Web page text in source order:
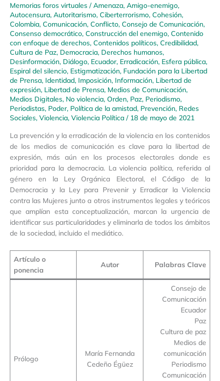
Memorias foros virtuales /Amenaza, Amigo-enemigo,
Autocensura, Autoritarismo, Ciberterrorismo, Cohesión,
Colombia, Comunicación, Conflicto, Consejo de Comunicación,
Consenso democrático, Construcción del enemigo, Contenido
con enfoque de derechos, Contenidos políticos, Credibilidad,
Cultura de Paz, Democracia, Derechos humanos,
Desinformación, Diálogo, Ecuador, Erradicación, Esfera pública,
Espiral del silencio, Estigmatización, Fundación para la Libertad
de Prensa, Identidad, Imposición, Información, Libertad de
expresión, Libertad de Prensa, Medios de Comunicación,
Medios Digitales, No violencia, Orden, Paz, Periodismo,
Periodistas, Poder, Política de la amistad, Prevención, Redes
Sociales, Violencia, Violencia Política / 18 de mayo de 2021
La prevención y la erradicación de la violencia en los contenidos
de los medios de comunicación es clave para la libertad de
expresión, más aún en los procesos electorales donde es
prioridad para la democracia. La violencia política, referida al
género en la Ley Orgánica Electoral, el Código de la
Democracia y la Ley para Prevenir y Erradicar la Violencia
contra las Mujeres junto a otros instrumentos legales y teóricos
que amplían esta conceptualización, marcan la urgencia de
identificar sus particularidades y eliminarla de todos los ámbitos
de la sociedad, incluido el mediático.
Artículo o
ponencia
Autor Palabras Clave
Prólogo
María Fernanda
Cedeño Égüez
Consejo de
Comunicación
Ecuador
Paz
Cultura de paz
Medios de
comunicación
Periodismo
Comunicación